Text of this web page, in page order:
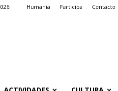
Humania Participa Contacto